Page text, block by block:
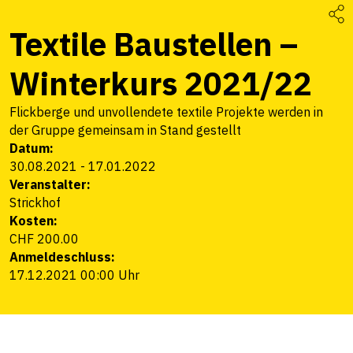
Textile Baustellen –
Winterkurs 2021/22
Flickberge und unvollendete textile Projekte werden in
der Gruppe gemeinsam in Stand gestellt
Datum:
30.08.2021 - 17.01.2022
Veranstalter:
Strickhof
Kosten:
CHF 200.00
Anmeldeschluss:
17.12.2021 00:00 Uhr